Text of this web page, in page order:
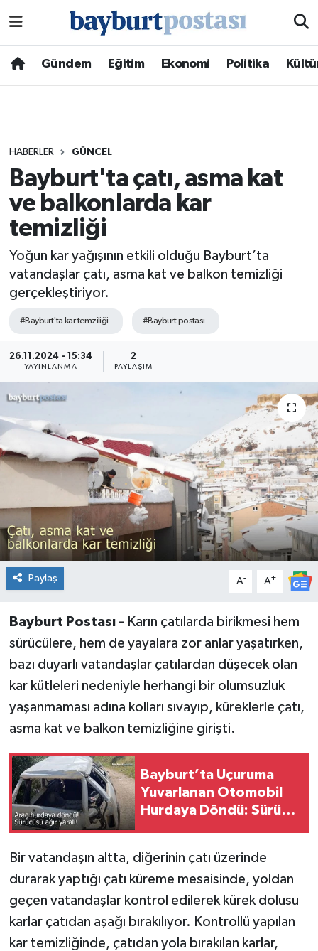
Gündem Eğitim Ekonomi Politika
HABERLER GÜNCEL
Bayburt'ta çatı, asma kat
ve balkonlarda kar
temizliği
Yoğun kar yağışının etkili olduğu Bayburt’ta
vatandaşlar çatı, asma kat ve balkon temizliği
gerçekleştiriyor.
#Bayburt'ta kar temziliği #Bayburt postası
26.11.2024 - 15:34
YAYINLANMA
2
PAYLAŞIM
Paylaş A- A+
Bayburt Postası - Karın çatılarda birikmesi hem
sürücülere, hem de yayalara zor anlar yaşatırken,
bazı duyarlı vatandaşlar çatılardan düşecek olan
kar kütleleri nedeniyle herhangi bir olumsuzluk
yaşanmaması adına kolları sıvayıp, küreklerle çatı,
asma kat ve balkon temizliğine girişti.
Bayburt’ta Uçuruma
Yuvarlanan Otomobil
Hurdaya Döndü: Sürücü
Bir vatandaşın altta, diğerinin çatı üzerinde
durarak yaptığı çatı küreme mesaisinde, yoldan
geçen vatandaşlar kontrol edilerek kürek dolusu
karlar çatıdan aşağı bırakılıyor. Kontrollü yapılan
kar temizliğinde, çatıdan yola bırakılan karlar,
Hava Durumu
Süper Lig Puan Durumu ve Fikstür
Tüm Manşetler
Son Dakika Haberleri